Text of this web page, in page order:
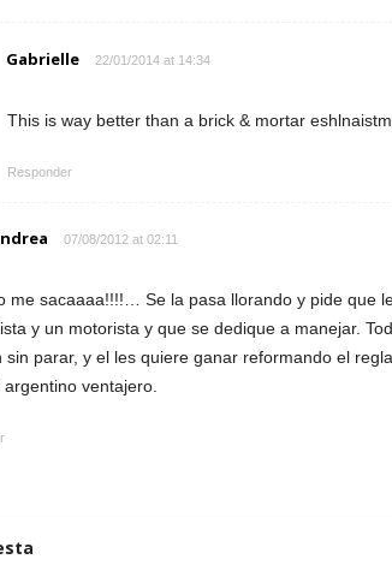
Gabrielle 22/01/2014 at 14:34
This is way better than a brick & mortar
Responder
07/08/2012 at 02:11
me sacaaaa!!!!… Se la pasa llorando y pide que
y un motorista y que se dedique a manejar.
sin parar, y el les quiere ganar reformando el
argentino ventajero.